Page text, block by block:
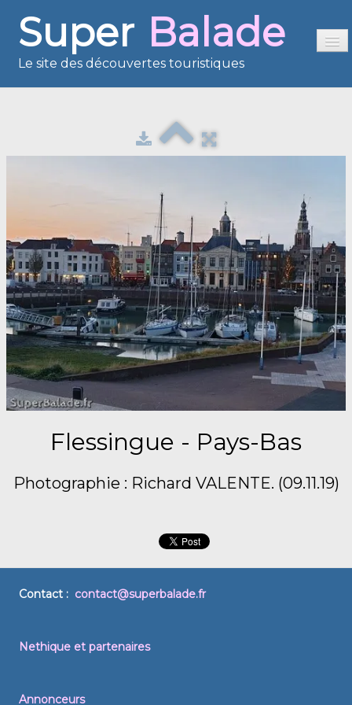
Super Balade
Le site des découvertes touristiques
Europe en images
Les îles en images
Voisins du Net
Flessingue - Pays-Bas
Photographie : Richard VALENTE. (09.11.19)
Contact : contact@superbalade.fr
Nethique et partenaires
Annonceurs